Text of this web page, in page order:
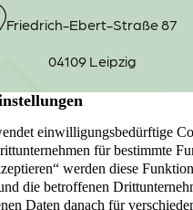
Friedrich-Ebert-Straße 87
04109 Leipzig
+49 341 98975220
Schreiben Sie uns eine E-Mail
E-Mail senden